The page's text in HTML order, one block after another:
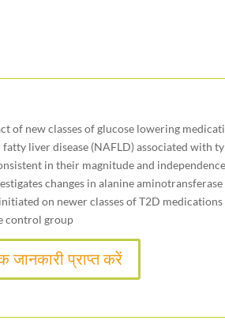
of new classes of glucose lowering
liver disease (NAFLD) associated with
in their magnitude and
changes in alanine aminotransferase
on newer classes of T2D
control group
जानकारी प्राप्त करें